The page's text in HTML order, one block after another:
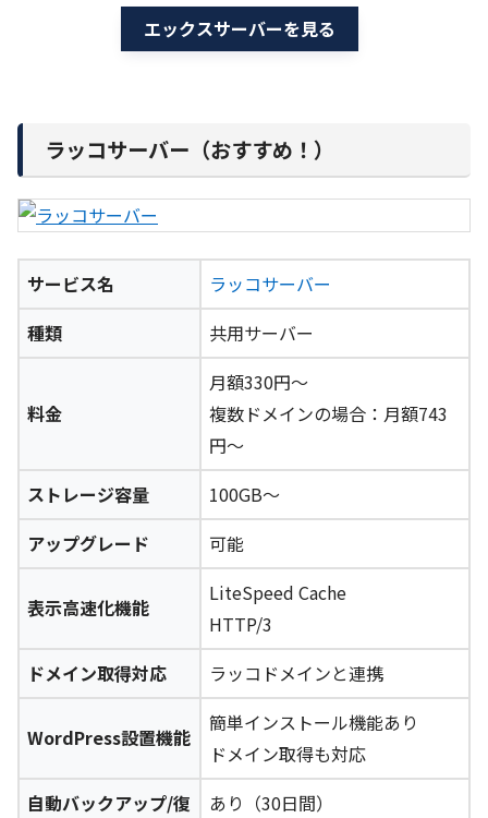
エックスサーバーを見る
ラッコサーバー（おすすめ！）
サービス名
ラッコサーバー
種類
共用サーバー
料金
月額330円～
複数ドメインの場合：月額743
円～
ストレージ容量
100GB～
アップグレード
可能
表示高速化機能
LiteSpeed Cache
HTTP/3
ドメイン取得対応
ラッコドメインと連携
WordPress設置機能
簡単インストール機能あり
ドメイン取得も対応
自動バックアップ/復
あり（30日間）